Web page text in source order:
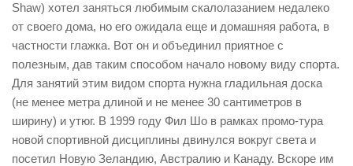
Shaw) хотел заняться любимым скалолазанием недалеко
от своего дома, но его ожидала еще и домашняя работа, в
частности глажка. Вот он и объединил приятное с
полезным, дав таким способом начало новому виду спорта.
Для занятий этим видом спорта нужна гладильная доска
(не менее метра длиной и не менее 30 сантиметров в
ширину) и утюг. В 1999 году Фил Шо в рамках промо-тура
новой спортивной дисциплины двинулся вокруг света и
посетил Новую Зеландию, Австралию и Канаду. Вскоре им